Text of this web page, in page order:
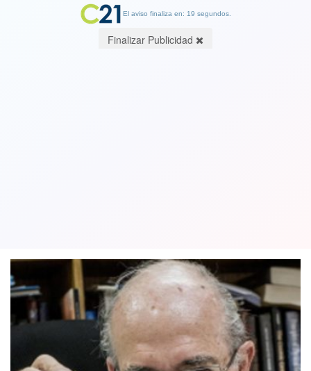
El aviso finaliza en: 19 segundos.
Finalizar Publicidad